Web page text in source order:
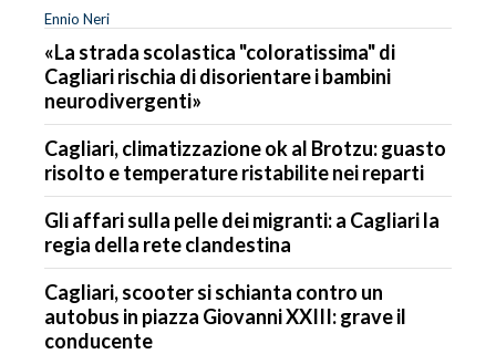
Ennio Neri
«La strada scolastica "coloratissima" di
Cagliari rischia di disorientare i bambini
neurodivergenti»
Cagliari, climatizzazione ok al Brotzu: guasto
risolto e temperature ristabilite nei reparti
Gli affari sulla pelle dei migranti: a Cagliari la
regia della rete clandestina
Cagliari, scooter si schianta contro un
autobus in piazza Giovanni XXIII: grave il
conducente